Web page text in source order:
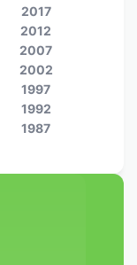
2017
2012
2007
2002
1997
1992
1987